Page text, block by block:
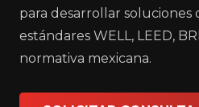
para desarrollar
estándares WELL, LEED,
normativa mexicana.